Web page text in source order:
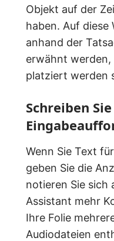
Objekt auf der
haben. Auf diese
anhand der
erwähnt
platziert werden
Schreiben
Wenn Sie Text
geben Sie die
notieren Sie sich
Assistant mehr
Ihre Folie
Audiodateien